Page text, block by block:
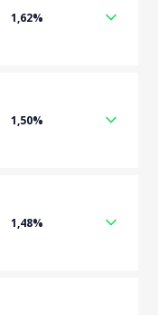
1,62%
1,50%
1,48%